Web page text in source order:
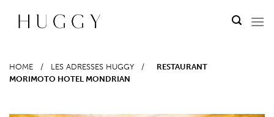
HOME / LES ADRESSES HUGGY /
RESTAURANT
MORIMOTO HOTEL MONDRIAN